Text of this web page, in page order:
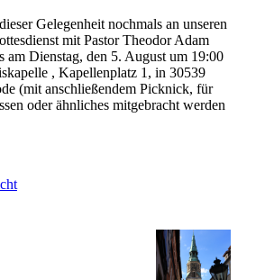
Gelegenheit nochmals an unseren
mit Pastor Theodor Adam
am Dienstag, den 5. August um 19:00
, Kapellenplatz 1, in 30539
(mit anschließendem Picknick, für
oder ähnliches mitgebracht werden